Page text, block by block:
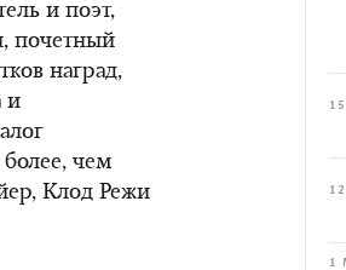
и поэт,
почетный
наград,
и
чем
Клод Режи
1